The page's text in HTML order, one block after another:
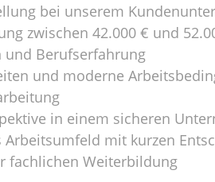
bei unserem
zwischen 42.000 € und
Berufserfahrung
und moderne
in einem sicheren
Arbeitsumfeld mit kurzen
fachlichen Weiterbildung